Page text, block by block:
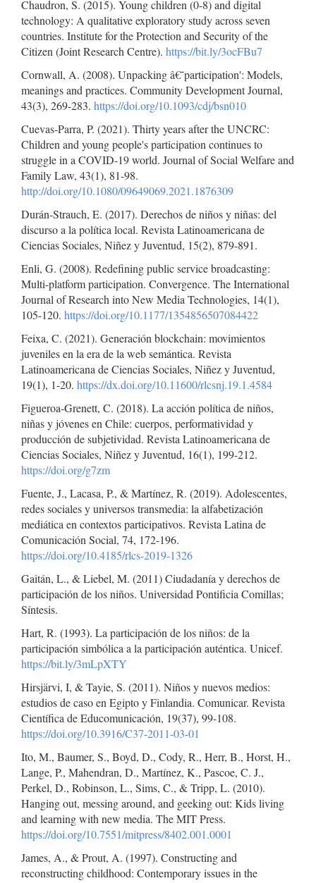
Chaudron, S. (2015). Young children (0-8) and digital
technology: A qualitative exploratory study across seven
countries. Institute for the Protection and Security of the
Citizen (Joint Research Centre). https://bit.ly/3ocFBu7
Cornwall, A. (2008). Unpacking â€˜participation': Models,
meanings and practices. Community Development Journal,
43(3), 269-283. https://doi.org/10.1093/cdj/bsn010
Cuevas-Parra, P. (2021). Thirty years after the UNCRC:
Children and young people's participation continues to
struggle in a COVID-19 world. Journal of Social Welfare and
Family Law, 43(1), 81-98.
http://doi.org/10.1080/09649069.2021.1876309
Durán-Strauch, E. (2017). Derechos de niños y niñas: del
discurso a la política local. Revista Latinoamericana de
Ciencias Sociales, Niñez y Juventud, 15(2), 879-891.
Enli, G. (2008). Redefining public service broadcasting:
Multi-platform participation. Convergence. The International
Journal of Research into New Media Technologies, 14(1),
105-120. https://doi.org/10.1177/1354856507084422
Feixa, C. (2021). Generación blockchain: movimientos
juveniles en la era de la web semántica. Revista
Latinoamericana de Ciencias Sociales, Niñez y Juventud,
19(1), 1-20. https://dx.doi.org/10.11600/rlcsnj.19.1.4584
Figueroa-Grenett, C. (2018). La acción política de niños,
niñas y jóvenes en Chile: cuerpos, performatividad y
producción de subjetividad. Revista Latinoamericana de
Ciencias Sociales, Niñez y Juventud, 16(1), 199-212.
https://doi.org/g7zm
Fuente, J., Lacasa, P., & Martínez, R. (2019). Adolescentes,
redes sociales y universos transmedia: la alfabetización
mediática en contextos participativos. Revista Latina de
Comunicación Social, 74, 172-196.
https://doi.org/10.4185/rlcs-2019-1326
Gaitán, L., & Liebel, M. (2011) Ciudadanía y derechos de
participación de los niños. Universidad Pontificia Comillas;
Síntesis.
Hart, R. (1993). La participación de los niños: de la
participación simbólica a la participación auténtica. Unicef.
https://bit.ly/3mLpXTY
Hirsjärvi, I, & Tayie, S. (2011). Niños y nuevos medios:
estudios de caso en Egipto y Finlandia. Comunicar. Revista
Científica de Educomunicación, 19(37), 99-108.
https://doi.org/10.3916/C37-2011-03-01
Ito, M., Baumer, S., Boyd, D., Cody, R., Herr, B., Horst, H.,
Lange, P., Mahendran, D., Martínez, K., Pascoe, C. J.,
Perkel, D., Robinson, L., Sims, C., & Tripp, L. (2010).
Hanging out, messing around, and geeking out: Kids living
and learning with new media. The MIT Press.
https://doi.org/10.7551/mitpress/8402.001.0001
James, A., & Prout, A. (1997). Constructing and
reconstructing childhood: Contemporary issues in the